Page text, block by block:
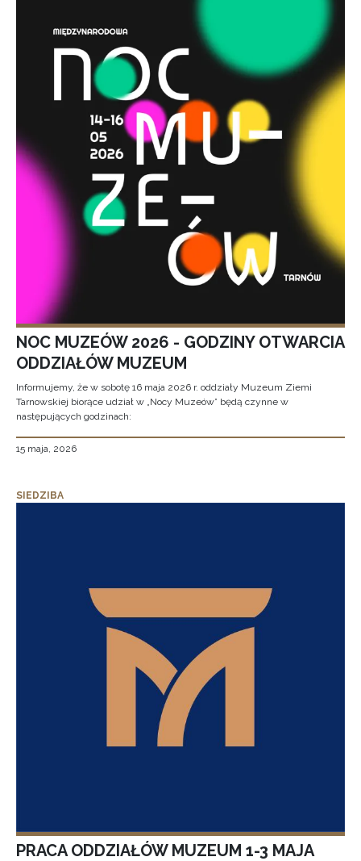
NOC MUZEÓW 2026 - GODZINY OTWARCIA
ODDZIAŁÓW MUZEUM
Informujemy, że w sobotę 16 maja 2026 r. oddziały Muzeum Ziemi
Tarnowskiej biorące udział w „Nocy Muzeów” będą czynne w
następujących godzinach:
15 maja, 2026
SIEDZIBA
PRACA ODDZIAŁÓW MUZEUM 1-3 MAJA